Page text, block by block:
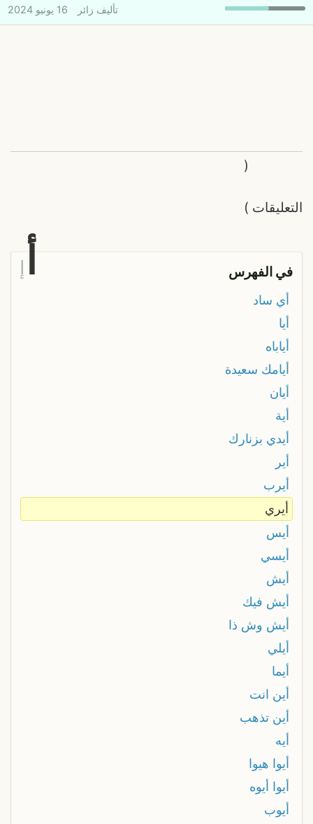
تأليف زائر 16 يونيو 2024
التعليقات
(
)
في الفهرس إ
أي ساد
أيا
أياباه
أيامك سعيدة
أيان
أية
أيدي بزنارك
أير
أيرب
أيري
أيس
أيسي
أيش
أيش فيك
أيش وش ذا
أيلي
أيما
أين انت
أين تذهب
أيه
أيوا هيوا
أيوا أيوه
أيوب